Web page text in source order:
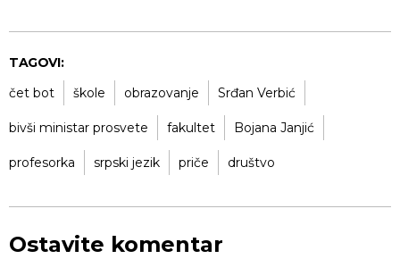
TAGOVI:
čet bot
škole obrazovanje Srđan Verbić
bivši ministar prosvete fakultet Bojana Janjić
profesorka srpski jezik priče društvo
Ostavite komentar